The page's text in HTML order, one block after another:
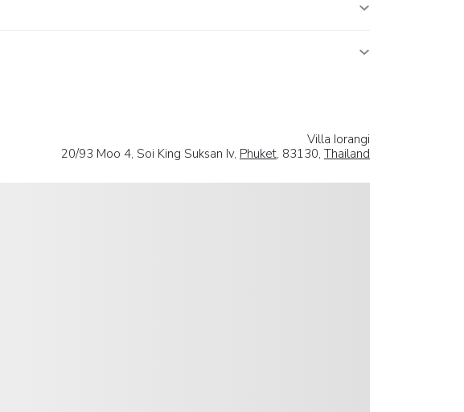
Villa Iorangi
20/93 Moo 4, Soi King Suksan Iv, Phuket, 83130, Thailand